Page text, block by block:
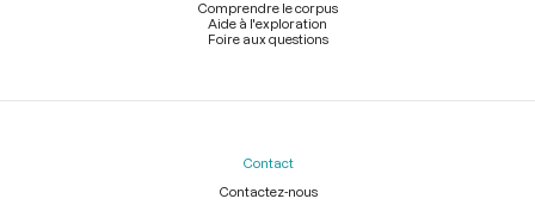
Comprendre le corpus
Aide à l'exploration
Foire aux questions
Contact
Contactez-nous